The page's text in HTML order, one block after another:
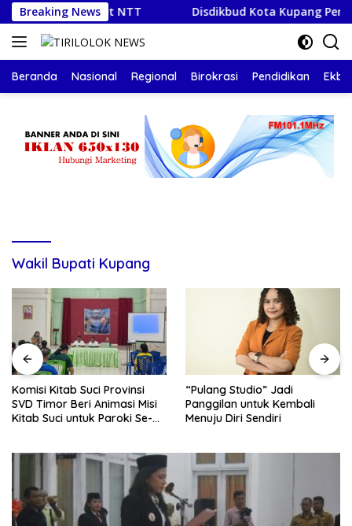
Langsung
ke
konten
Breaking News
Cricket NTT Disdikbud Kota Kupang Perkuat
Beranda Nasional Regional Birokrasi Pendidikan Ekbis
Wakil Bupati Kupang
Komisi Kitab Suci Provinsi
SVD Timor Beri Animasi Misi
Kitab Suci untuk Paroki Se-
“Pulang Studio” Jadi
Panggilan untuk Kembali
Menuju Diri Sendiri